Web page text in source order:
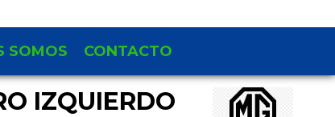
SOMOS CONTACTO
IZQUIERDO